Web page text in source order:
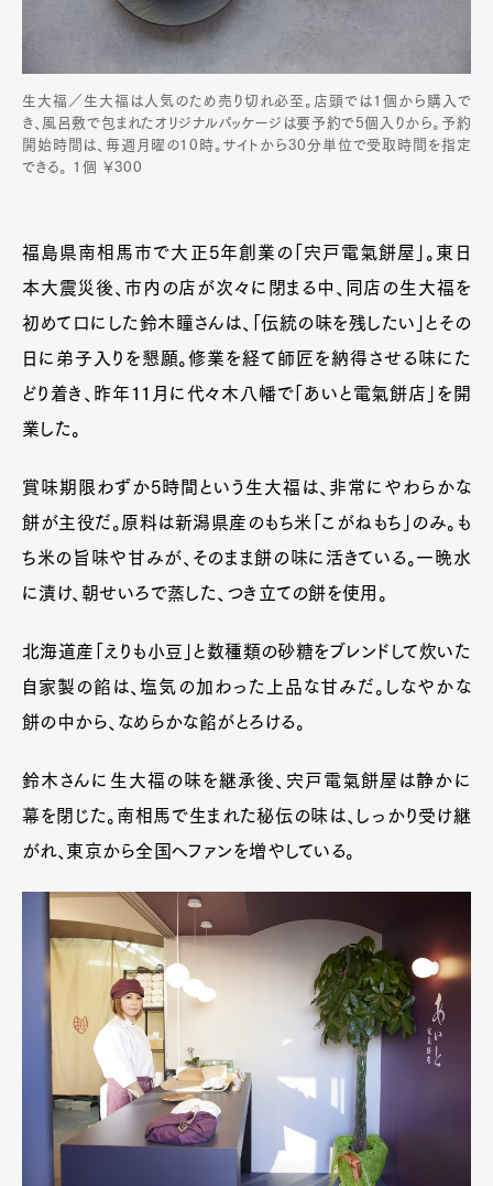
生大福／生大福は人気のため売り切れ必至。店頭では1個から購入で
き、風呂敷で包まれたオリジナルパッケージは要予約で5個入りから。予約
開始時間は、毎週月曜の10時。サイトから30分単位で受取時間を指定
できる。 1個 ￥300
福島県南相馬市で大正5年創業の「宍戸電氣餅屋」。東日
本大震災後、市内の店が次々に閉まる中、同店の生大福を
初めて口にした鈴木瞳さんは、「伝統の味を残したい」とその
日に弟子入りを懇願。修業を経て師匠を納得させる味にた
どり着き、昨年11月に代々木八幡で「あいと電氣餅店」を開
業した。
賞味期限わずか5時間という生大福は、非常にやわらかな
餅が主役だ。原料は新潟県産のもち米「こがねもち」のみ。も
ち米の旨味や甘みが、そのまま餅の味に活きている。一晩水
に漬け、朝せいろで蒸した、つき立ての餅を使用。
北海道産「えりも小豆」と数種類の砂糖をブレンドして炊いた
自家製の餡は、塩気の加わった上品な甘みだ。しなやかな
餅の中から、なめらかな餡がとろける。
鈴木さんに生大福の味を継承後、宍戸電氣餅屋は静かに
幕を閉じた。南相馬で生まれた秘伝の味は、しっかり受け継
がれ、東京から全国へファンを増やしている。